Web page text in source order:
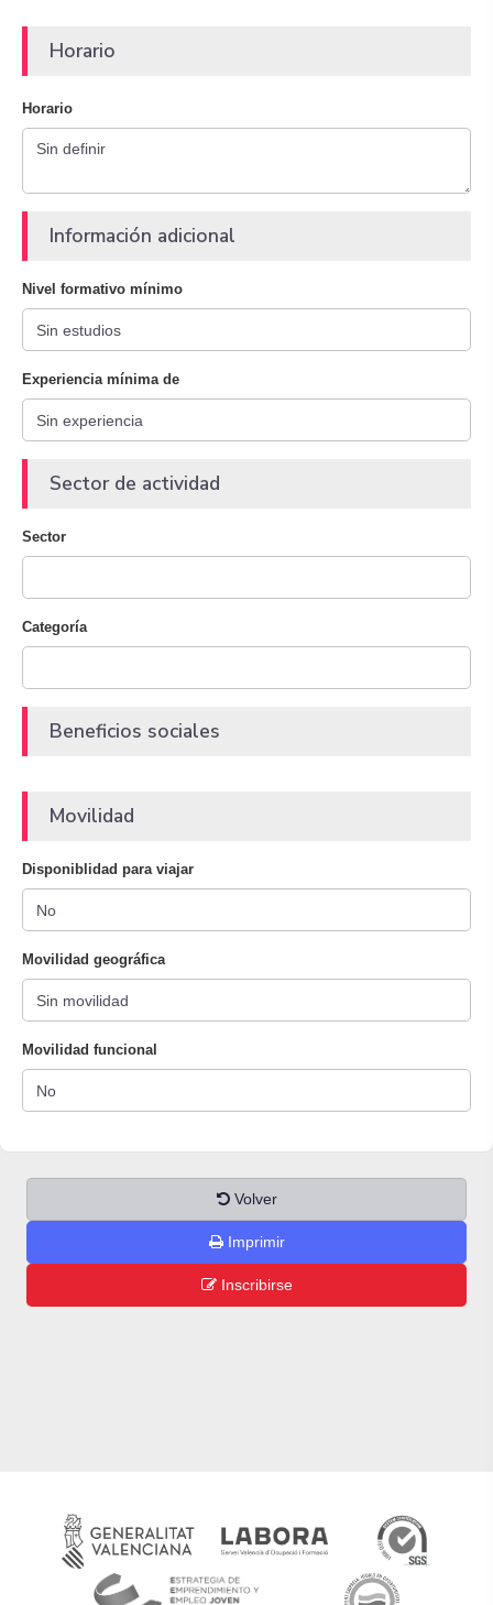
Horario
Horario
Información adicional
Nivel formativo mínimo
Experiencia mínima de
Sector de actividad
Sector
Categoría
Beneficios sociales
Movilidad
Disponiblidad para viajar
Movilidad geográfica
Movilidad funcional
Volver
Imprimir
Inscribirse